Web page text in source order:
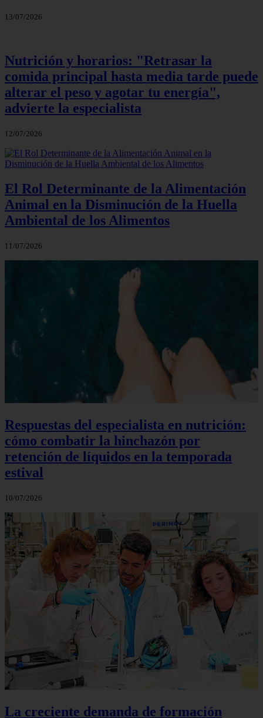
13/07/2026
Nutrición y horarios: "Retrasar la
comida principal hasta media tarde puede
alterar el peso y agotar tu energía",
advierte la especialista
12/07/2026
El Rol Determinante de la Alimentación
Animal en la Disminución de la Huella
Ambiental de los Alimentos
11/07/2026
Respuestas del especialista en nutrición:
cómo combatir la hinchazón por
retención de líquidos en la temporada
estival
10/07/2026
La creciente demanda de formación